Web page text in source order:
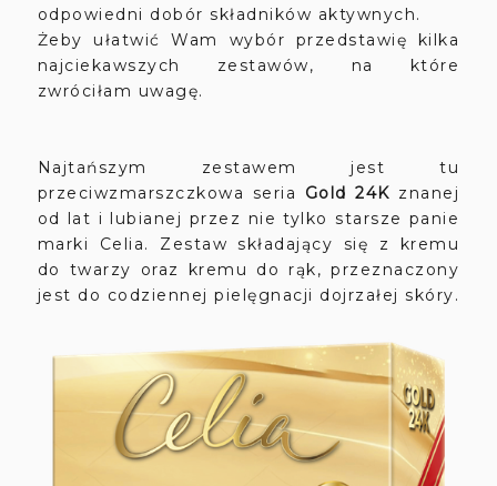
odpowiedni dobór składników aktywnych.
Żeby ułatwić Wam wybór przedstawię kilka
najciekawszych zestawów, na które
zwróciłam uwagę.
Najtańszym zestawem jest tu
przeciwzmarszczkowa seria Gold 24K znanej
od lat i lubianej przez nie tylko starsze panie
marki Celia. Zestaw składający się z kremu
do twarzy oraz kremu do rąk, przeznaczony
jest do codziennej pielęgnacji dojrzałej skóry.